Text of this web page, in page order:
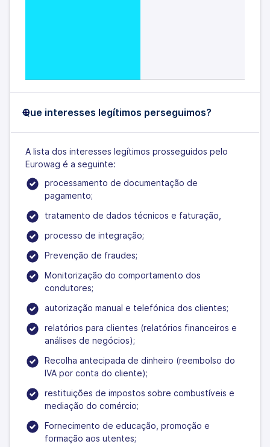
Que interesses legítimos perseguimos?
A lista dos interesses legítimos prosseguidos pelo
Eurowag é a seguinte:
processamento de documentação de
pagamento;
tratamento de dados técnicos e faturação,
processo de integração;
Prevenção de fraudes;
Monitorização do comportamento dos
condutores;
autorização manual e telefónica dos clientes;
relatórios para clientes (relatórios financeiros e
análises de negócios);
Recolha antecipada de dinheiro (reembolso do
IVA por conta do cliente);
restituições de impostos sobre combustíveis e
mediação do comércio;
Fornecimento de educação, promoção e
formação aos utentes;